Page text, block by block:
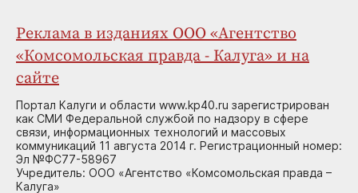
Реклама в изданиях ООО «Агентство
«Комсомольская правда - Калуга» и на
сайте
Портал Калуги и области www.kp40.ru зарегистрирован
как СМИ Федеральной службой по надзору в сфере
связи, информационных технологий и массовых
коммуникаций 11 августа 2014 г. Регистрационный номер:
Эл №ФС77-58967
Учредитель: ООО «Агентство «Комсомольская правда –
Калуга»